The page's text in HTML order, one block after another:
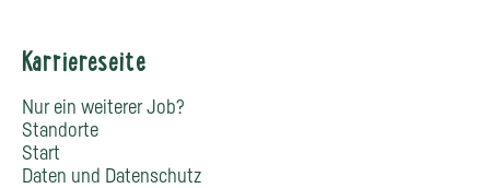
Karriereseite
Nur ein weiterer Job?
Standorte
Start
Daten und Datenschutz